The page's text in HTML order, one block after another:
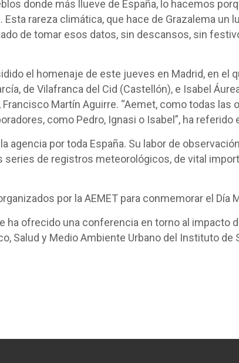
donde más llueve de España, lo hacemos
rareza climática, que hace de Grazalema un
de tomar esos datos, sin descansos, sin
el homenaje de este jueves en Madrid, en
de Vilafranca del Cid (Castellón), e Isabel
Martín Aguirre. “Aemet, como todas
como Pedro, Ignasi o Isabel”, ha referido
agencia por toda España. Su labor de
de registros meteorológicos, de vital
por la AEMET para conmemorar el Día
ofrecido una conferencia en torno al impacto
Salud y Medio Ambiente Urbano del Instituto de